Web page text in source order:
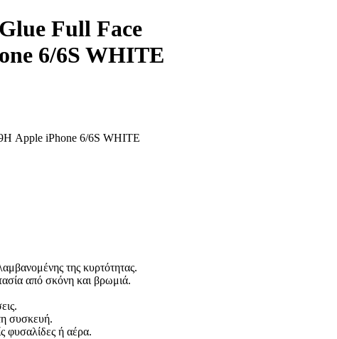
Full Face
6/6S WHITE
9H Αpple iPhone 6/6S WHITE
της κυρτότητας.
από σκόνη και βρωμιά.
συσκευή.
φυσαλίδες ή αέρα.